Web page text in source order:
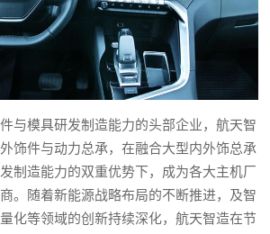
与模具研发制造能力的头部企业，航天智
饰件与动力总承，在融合大型内外饰总承
制造能力的双重优势下，成为各大主机厂
。随着新能源战略布局的不断推进，及智
化等领域的创新持续深化，航天智造在节